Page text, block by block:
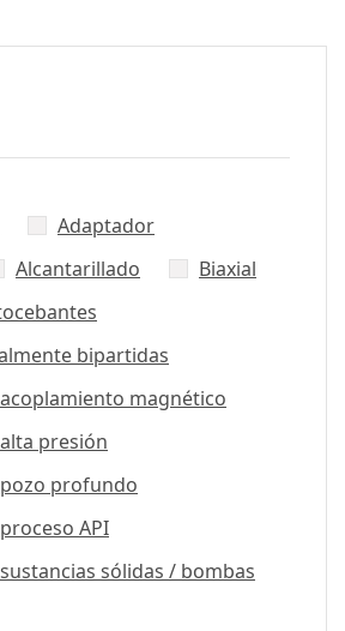
Adaptador
Alcantarillado
Biaxial
bipartidas
magnético
presión
profundo
API
sólidas / bombas